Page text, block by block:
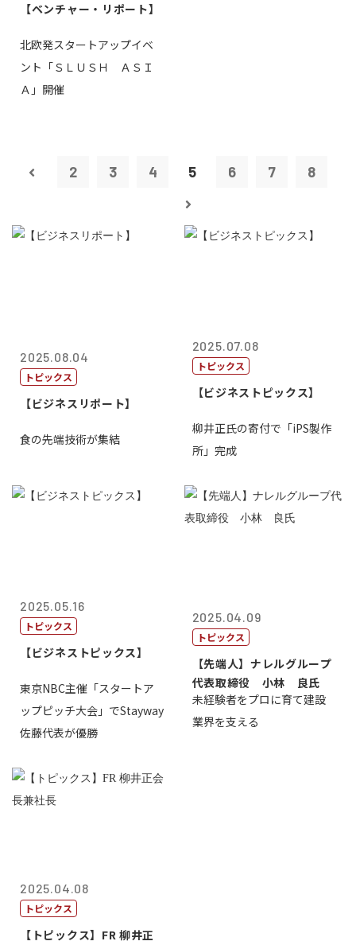
【ベンチャー・リポート】
北欧発スタートアップイベ
ント「ＳＬＵＳＨ ＡＳＩ
Ａ」開催
2 3 4 5 6 7 8
2025.08.04
トピックス
【ビジネスリポート】
食の先端技術が集結
2025.07.08
トピックス
【ビジネストピックス】
柳井正氏の寄付で「iPS製作
所」完成
2025.05.16
トピックス
【ビジネストピックス】
東京NBC主催「スタートア
ップピッチ大会」でStayway
佐藤代表が優勝
2025.04.09
トピックス
【先端人】ナレルグループ
代表取締役 小林 良氏
未経験者をプロに育て建設
業界を支える
2025.04.08
トピックス
【トピックス】FR 柳井正